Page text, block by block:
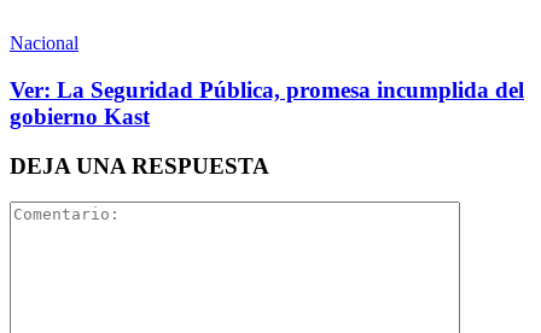
Nacional
Ver: La Seguridad Pública, promesa incumplida del
gobierno Kast
DEJA UNA RESPUESTA